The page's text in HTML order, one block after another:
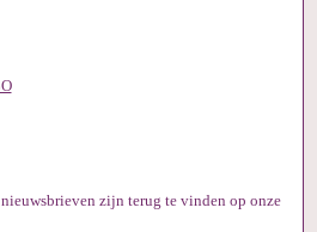
zijn terug te vinden op onze